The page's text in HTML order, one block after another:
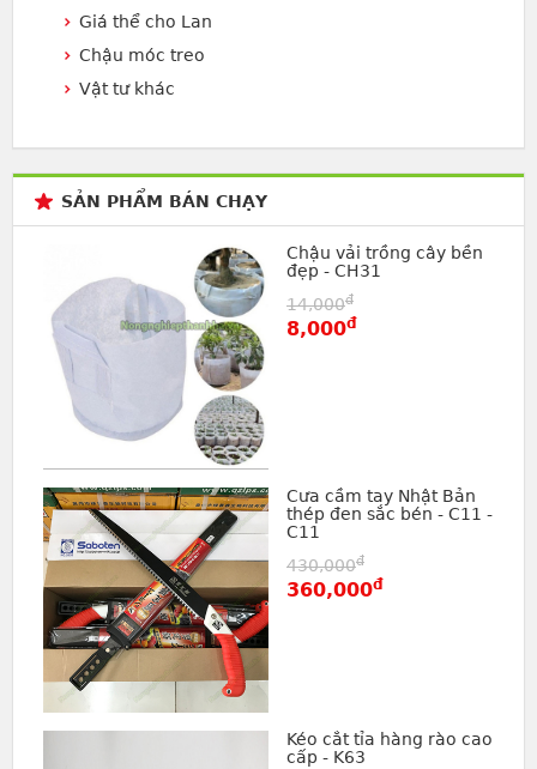
Giá thể cho Lan
Chậu móc treo
Vật tư khác
SẢN PHẨM BÁN CHẠY
Chậu vải trồng cây bền
đẹp - CH31
14,000đ
8,000đ
Cưa cầm tay Nhật Bản
thép đen sắc bén - C11 -
C11
430,000đ
360,000đ
Kéo cắt tỉa hàng rào cao
cấp - K63